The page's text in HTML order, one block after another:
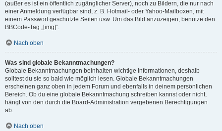
(außer es ist ein öffentlich zugänglicher Server), noch zu Bildern, die nur nach
einer Anmeldung verfügbar sind, z. B. Hotmail- oder Yahoo-Mailboxen, mit
einem Passwort geschützte Seiten usw. Um das Bild anzuzeigen, benutze den
BBCode-Tag „[img]“.
Nach oben
Was sind globale Bekanntmachungen?
Globale Bekanntmachungen beinhalten wichtige Informationen, deshalb
solltest du sie so bald wie möglich lesen. Globale Bekanntmachungen
erscheinen ganz oben in jedem Forum und ebenfalls in deinem persönlichen
Bereich. Ob du eine globale Bekanntmachung schreiben kannst oder nicht,
hängt von den durch die Board-Administration vergebenen Berechtigungen
ab.
Nach oben